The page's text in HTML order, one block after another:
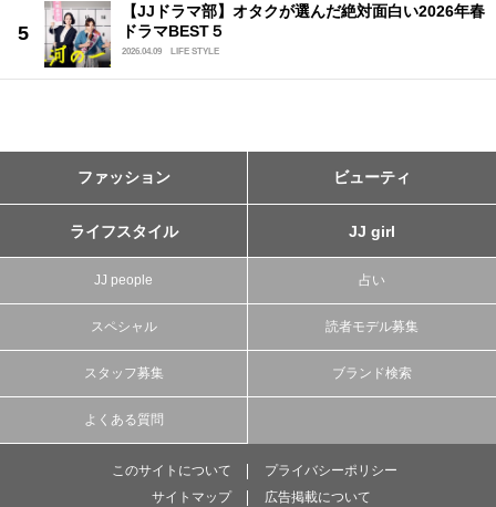
【JJドラマ部】オタクが選んだ絶対面白い2026年春
ドラマBEST５
2026.04.09 LIFE STYLE
ファッション ビューティ
ライフスタイル JJ girl
JJ people 占い
スペシャル 読者モデル募集
スタッフ募集 ブランド検索
よくある質問
このサイトについて
プライバシーポリシー
サイトマップ
広告掲載について